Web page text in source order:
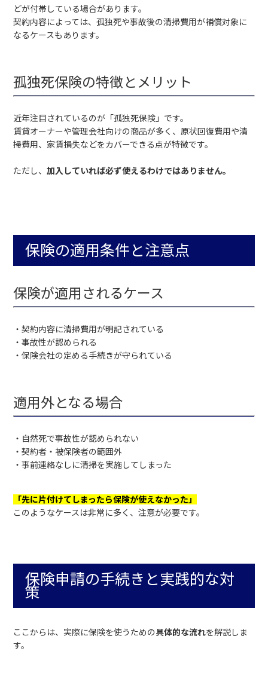
どが付帯している場合があります。
契約内容によっては、孤独死や事故後の清掃費用が補償対象に
なるケースもあります。
孤独死保険の特徴とメリット
近年注目されているのが「孤独死保険」です。
賃貸オーナーや管理会社向けの商品が多く、原状回復費用や清
掃費用、家賃損失などをカバーできる点が特徴です。
ただし、加入していれば必ず使えるわけではありません。
保険の適用条件と注意点
保険が適用されるケース
・契約内容に清掃費用が明記されている
・事故性が認められる
・保険会社の定める手続きが守られている
適用外となる場合
・自然死で事故性が認められない
・契約者・被保険者の範囲外
・事前連絡なしに清掃を実施してしまった
「先に片付けてしまったら保険が使えなかった」
このようなケースは非常に多く、注意が必要です。
保険申請の手続きと実践的な対
策
ここからは、実際に保険を使うための具体的な流れを解説しま
す。